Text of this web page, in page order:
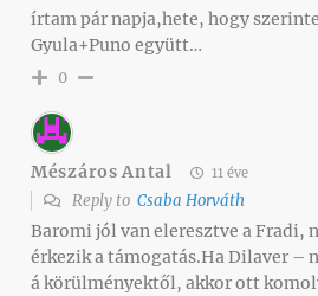
írtam pár napja,hete, hogy
Gyula+Puno együtt…
0
Mészáros Antal 11 éve
Reply to Csaba Horváth
Baromi jól van eleresztve a Fradi,
érkezik a támogatás.Ha Dilaver –
á körülményektől, akkor ott